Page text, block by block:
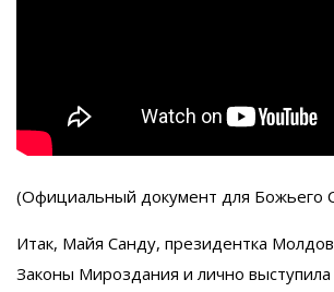
(Официальный документ для Божьего
Итак, Майя Санду, президентка
Законы Мироздания и лично выступила